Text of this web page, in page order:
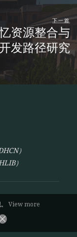
下一篇
资源整合与
发路径研究
）
）
View more